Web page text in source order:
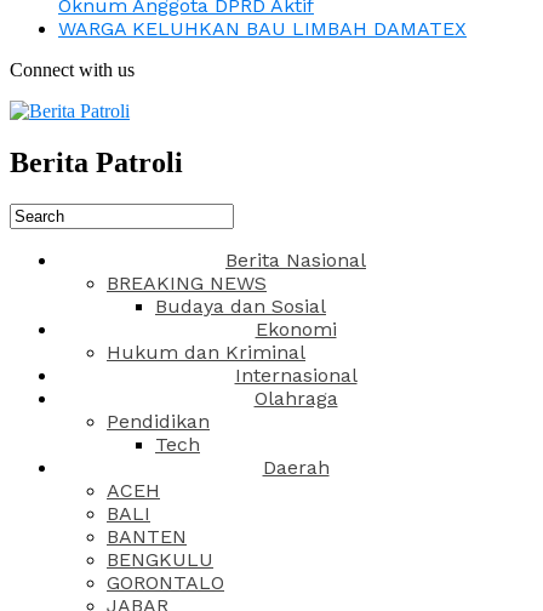
Oknum Anggota DPRD Aktif
WARGA KELUHKAN BAU LIMBAH DAMATEX
Connect with us
Berita Patroli
Berita Nasional
BREAKING NEWS
Budaya dan Sosial
Ekonomi
Hukum dan Kriminal
Internasional
Olahraga
Pendidikan
Tech
Daerah
ACEH
BALI
BANTEN
BENGKULU
GORONTALO
JABAR